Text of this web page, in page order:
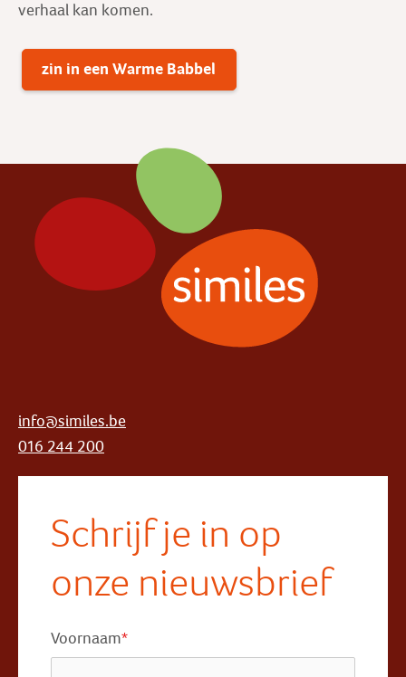
verhaal kan komen.
zin in een Warme Babbel
info@similes.be
016 244 200
Schrijf je in op
onze nieuwsbrief
Voornaam*